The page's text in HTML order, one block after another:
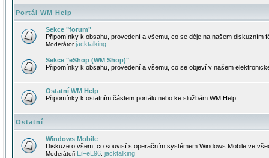
Portál WM Help
Sekce "forum"
Připomínky k obsahu, provedení a všemu, co se děje na našem diskuzním
Moderátorjacktalking
Sekce "eShop (WM Shop)"
Připomínky k obsahu, provedení a všemu, co se objeví v našem
Ostatní WM Help
Připomínky k ostatním částem portálu nebo ke službám WM Help.
Ostatní
Windows Mobile
Diskuze o všem, co souvisí s operačním systémem Windows Mobile ve
Moderátoři EiFeL96 jacktalking